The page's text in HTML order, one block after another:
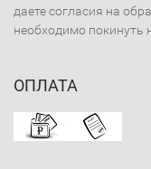
даете согласия на
необходимо покинуть
ОПЛАТА